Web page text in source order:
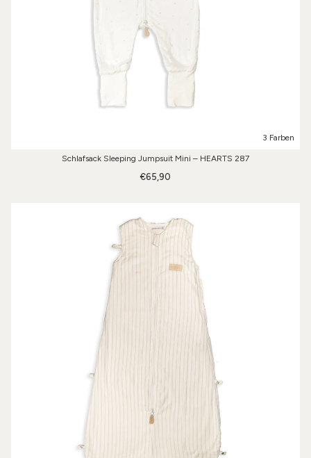
3 Farben
Schlafsack Sleeping Jumpsuit Mini – HEARTS 287
€65,90